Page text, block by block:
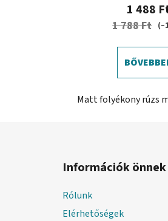
1 488
1 788 Ft
Matt folyékony rúzs
Információk önnek
Rólunk
Elérhetőségek